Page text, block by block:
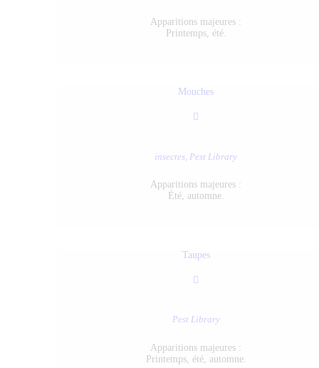
Apparitions majeures :
Printemps, été.
Mouches
insectes, Pest Library
Apparitions majeures :
Été, automne.
Taupes
Pest Library
Apparitions majeures :
Printemps, été, automne.